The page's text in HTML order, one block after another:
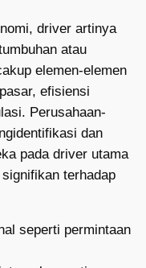
driver artinya
atau
elemen-elemen
efisiensi
Perusahaan-
dan
pada driver utama
terhadap
seperti permintaan